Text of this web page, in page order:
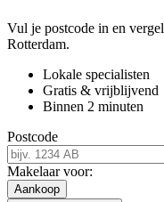
Vul je postcode in en
Rotterdam.
Lokale specialisten
Gratis & vrijblijvend
Binnen 2 minuten
Postcode
Makelaar voor:
Aankoop